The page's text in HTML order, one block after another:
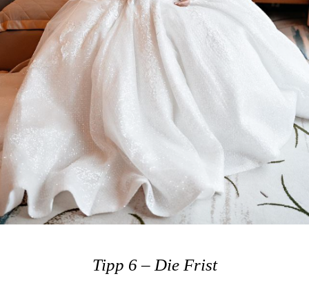
Tipp 6 – Die Frist